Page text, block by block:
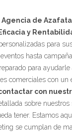
Agencia de
y
para
hasta
para
comerciales con un
con
sobre
tener. Estamos
se cumplan de